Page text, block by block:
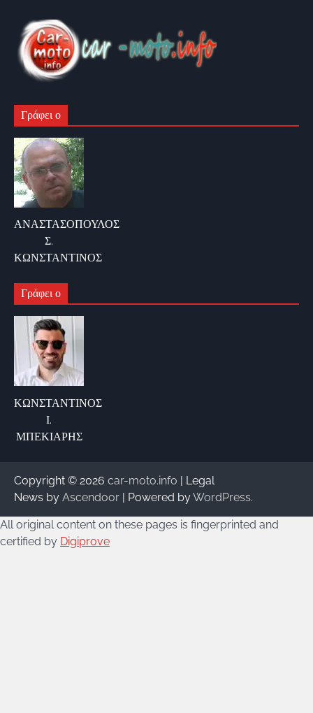
Γράφει ο
ΑΝΑΣΤΑΣΟΠΟΥΛΟΣ
Σ.
ΚΩΝΣΤΑΝΤΙΝΟΣ
Γράφει ο
ΚΩΝΣΤΑΝΤΙΝΟΣ
Ι.
ΜΠΕΚΙΑΡΗΣ
Copyright © 2026 car-moto.info | Legal
News by Ascendoor | Powered byWordPress.
All original content on these pages is fingerprinted and
certified by Digiprove